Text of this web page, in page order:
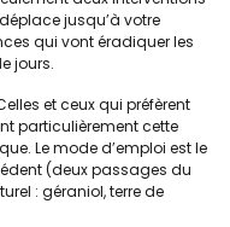
jusqu’à votre
qui vont éradiquer les
jours.
et ceux qui préfèrent
particulièrement cette
Le mode d’emploi est le
(deux passages du
: géraniol, terre de